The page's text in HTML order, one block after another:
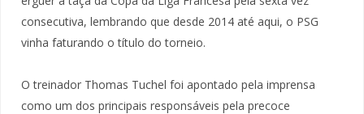
consecutiva, lembrando que desde 2014 até aqui, o PSG
vinha faturando o título do torneio.
O treinador Thomas Tuchel foi apontado pela imprensa
como um dos principais responsáveis pela precoce